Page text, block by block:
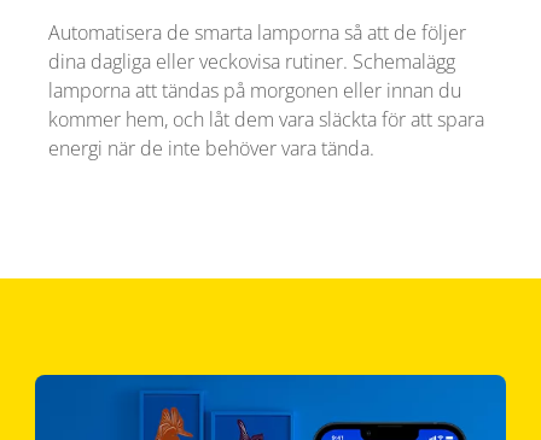
Automatisera de smarta lamporna så att de följer
dina dagliga eller veckovisa rutiner. Schemalägg
lamporna att tändas på morgonen eller innan du
kommer hem, och låt dem vara släckta för att spara
energi när de inte behöver vara tända.